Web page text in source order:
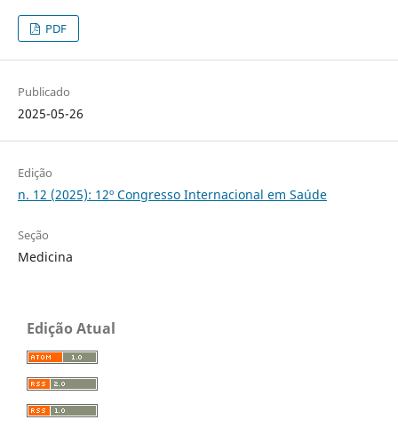
PDF
Publicado
2025-05-26
Edição
n. 12 (2025): 12º Congresso Internacional em Saúde
Seção
Medicina
Edição Atual